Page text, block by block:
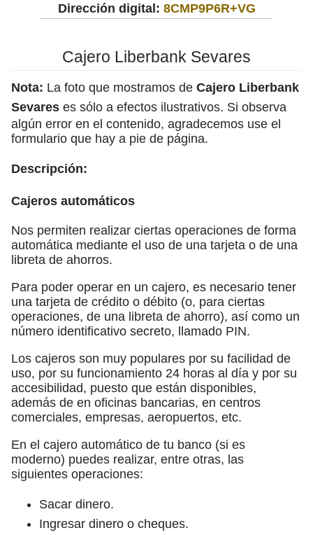
Dirección digital: 8CMP9P6R+VG
Cajero Liberbank Sevares
Nota: La foto que mostramos de Cajero Liberbank
Sevares es sólo a efectos ilustrativos. Si observa
algún error en el contenido, agradecemos use el
formulario que hay a pie de página.
Descripción:
Cajeros automáticos
Nos permiten realizar ciertas operaciones de forma
automática mediante el uso de una tarjeta o de una
libreta de ahorros.
Para poder operar en un cajero, es necesario tener
una tarjeta de crédito o débito (o, para ciertas
operaciones, de una libreta de ahorro), así como un
número identificativo secreto, llamado PIN.
Los cajeros son muy populares por su facilidad de
uso, por su funcionamiento 24 horas al día y por su
accesibilidad, puesto que están disponibles,
además de en oficinas bancarias, en centros
comerciales, empresas, aeropuertos, etc.
En el cajero automático de tu banco (si es
moderno) puedes realizar, entre otras, las
siguientes operaciones:
Sacar dinero.
Ingresar dinero o cheques.